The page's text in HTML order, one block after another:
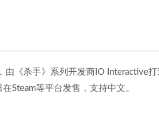
《杀手》系列开发商IO Interactive打
Steam等平台发售，支持中文。